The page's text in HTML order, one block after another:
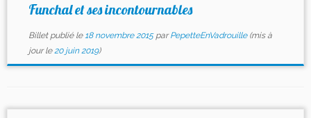
Funchal et ses incontournables
Billet publié le 18 novembre 2015 parPepetteEnVadrouille(mis à
jour le20 juin 2019)